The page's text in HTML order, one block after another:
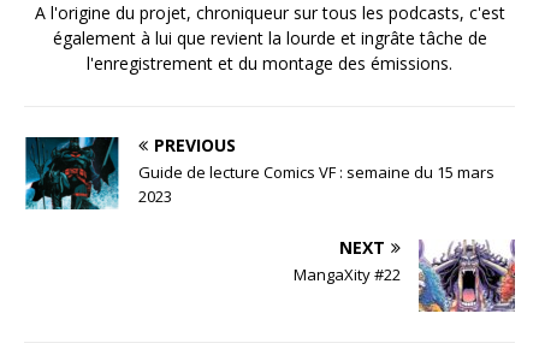
A l'origine du projet, chroniqueur sur tous les podcasts, c'est
également à lui que revient la lourde et ingrâte tâche de
l'enregistrement et du montage des émissions.
PREVIOUS
Guide de lecture Comics VF : semaine du 15 mars
2023
NEXT
MangaXity #22